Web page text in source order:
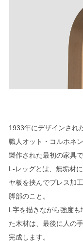
1933年にデザインされ
職人オット・コルホネ
製作された最初の家具で
L-レッグとは、無垢材
ヤ板を挟んでプレス加
脚部のこと。
L字を描きながら強度
た木材は、最後に人の
完成します。